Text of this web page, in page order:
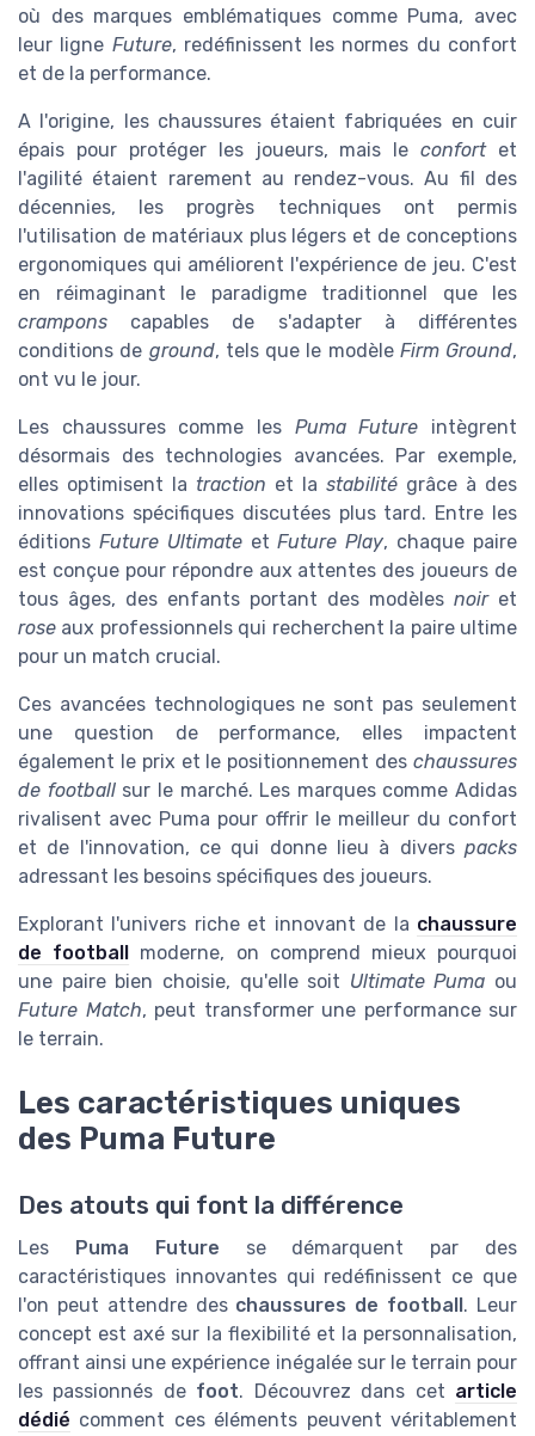
où des marques emblématiques comme Puma, avec
leur ligne Future, redéfinissent les normes du confort
et de la performance.
A l'origine, les chaussures étaient fabriquées en cuir
épais pour protéger les joueurs, mais leconfortet
l'agilité étaient rarement au rendez-vous. Au fil des
décennies, les progrès techniques ont permis
l'utilisation de matériaux plus légers et de conceptions
ergonomiques qui améliorent l'expérience de jeu. C'est
en réimaginant le paradigme traditionnel que les
crampons capables de s'adapter à différentes
conditions de ground, tels que le modèle Firm Ground,
ont vu le jour.
Les chaussures comme les Puma Future intègrent
désormais des technologies avancées. Par exemple,
elles optimisent la traction et la stabilité grâce à des
innovations spécifiques discutées plus tard. Entre les
éditions Future UltimateetFuture Play, chaque paire
est conçue pour répondre aux attentes des joueurs de
tous âges, des enfants portant des modèles noiret
rose aux professionnels qui recherchent la paire ultime
pour un match crucial.
Ces avancées technologiques ne sont pas seulement
une question de performance, elles impactent
également le prix et le positionnement des chaussures
de footballsur le marché. Les marques comme Adidas
rivalisent avec Puma pour offrir le meilleur du confort
et de l'innovation, ce qui donne lieu à divers packs
adressant les besoins spécifiques des joueurs.
Explorant l'univers riche et innovant de la chaussure
de football moderne, on comprend mieux pourquoi
une paire bien choisie, qu'elle soit Ultimate Puma ou
Future Match, peut transformer une performance sur
le terrain.
Les caractéristiques uniques
des Puma Future
Des atouts qui font la différence
Les Puma Future se démarquent par des
caractéristiques innovantes qui redéfinissent ce que
l'on peut attendre des chaussures de football. Leur
concept est axé sur la flexibilité et la personnalisation,
offrant ainsi une expérience inégalée sur le terrain pour
les passionnés de foot. Découvrez dans cet article
dédié comment ces éléments peuvent véritablement